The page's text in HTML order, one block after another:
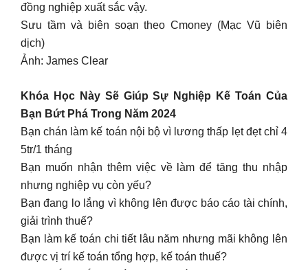
đồng nghiệp xuất sắc vậy.
Sưu tầm và biên soạn theo Cmoney (Mạc Vũ biên
dịch)
Ảnh: James Clear
Khóa Học Này Sẽ Giúp Sự Nghiệp Kế Toán Của
Bạn Bứt Phá Trong Năm 2024
Bạn chán làm kế toán nội bộ vì lương thấp lẹt đẹt chỉ 4
5tr/1 tháng
Bạn muốn nhận thêm việc về làm để tăng thu nhập
nhưng nghiệp vụ còn yếu?
Bạn đang lo lắng vì không lên được báo cáo tài chính,
giải trình thuế?
Bạn làm kế toán chi tiết lâu năm nhưng mãi không lên
được vị trí kế toán tổng hợp, kế toán thuế?